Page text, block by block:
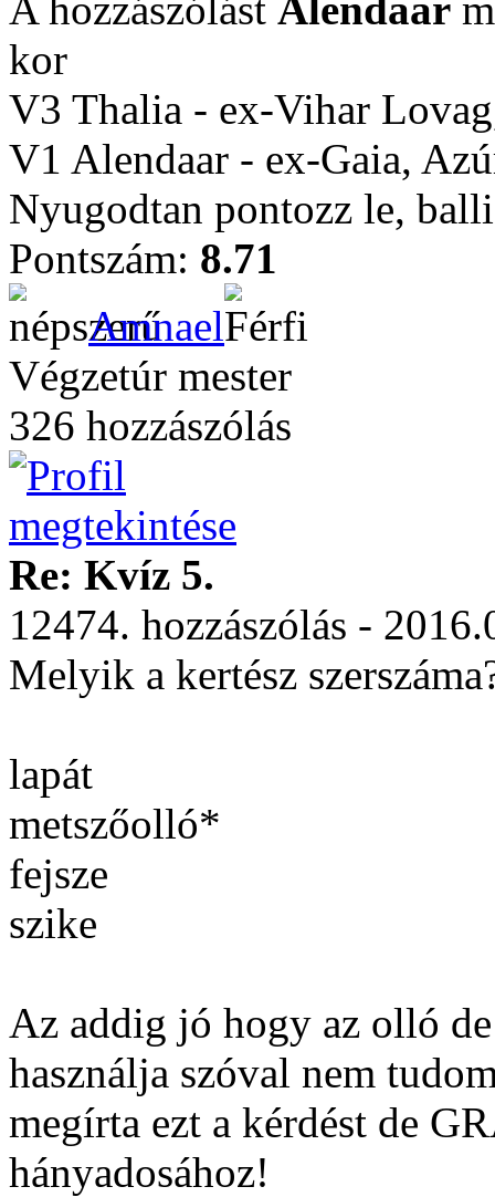
kor
V3 Thalia - ex-Vihar
V1 Alendaar - ex-Gaia,
Nyugodtan pontozz le,
Pontszám: 8.71
Amnael
Végzetúr mester
326 hozzászólás
Re: Kvíz 5.
12474. hozzászólás -
Melyik a kertész
lapát
metszőolló*
fejsze
szike
Az addig jó hogy az olló
használja szóval nem
megírta ezt a kérdést de
hányadosához!